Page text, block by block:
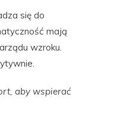
się do
mają
wzroku.
aby wspierać